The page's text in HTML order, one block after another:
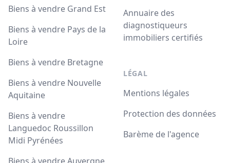
Biens à vendre Grand Est
Biens à vendre Pays de la
Loire
Biens à vendre Bretagne
Biens à vendre Nouvelle
Aquitaine
Biens à vendre
Languedoc Roussillon
Midi Pyrénées
Annuaire des
diagnostiqueurs
immobiliers certifiés
LÉGAL
Mentions légales
Protection des données
Barème de l'agence